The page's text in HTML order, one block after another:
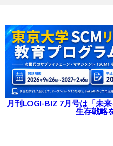
月刊LOGI-BIZ 7月号は「未
生存戦略